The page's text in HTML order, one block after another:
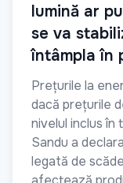
lumină ar
se va
întâmpla în
Prețurile la
dacă prețurile
nivelul inclus în
Sandu a
legată de